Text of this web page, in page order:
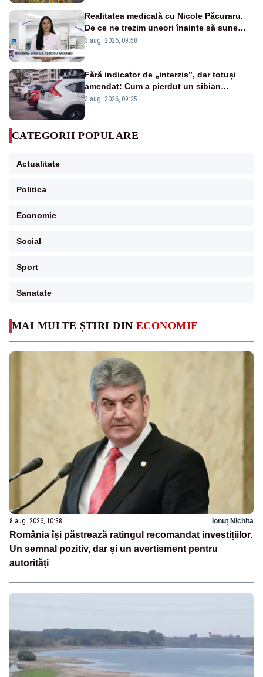
MAI MULTE ȘTIRI DIN ECONOMIE
8 aug. 2026, 10:38 Ionuț Nichita
România își păstrează ratingul recomandat investițiilor.
Un semnal pozitiv, dar și un avertisment pentru
autorități
Realitatea medicală cu Nicole Păcuraru.
De ce ne trezim uneori înainte să sune
alarma?
3 aug. 2026, 09:58
Fără indicator de „interzis”, dar totuși
amendat: Cum a pierdut un sibian
procesul pentru o parcare în centrul
3 aug. 2026, 09:35
CATEGORII POPULARE
Actualitate
Politica
Economie
Social
Sport
Sanatate